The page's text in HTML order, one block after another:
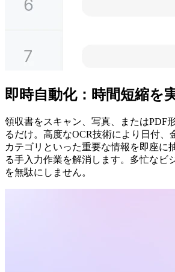
即時自動化：時間短縮を
領収書をスキャン、写真、またはPDF
るだけ。高度なOCR技術により日付、
カテゴリといった重要な情報を即座に
る手入力作業を解消します。多忙なビ
を無駄にしません。